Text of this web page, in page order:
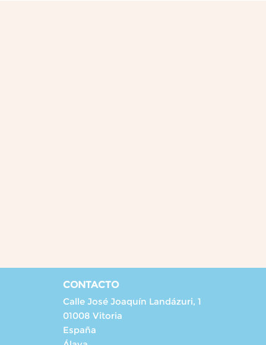
CONTACTO
Calle José Joaquín Landázuri, 1
01008 Vitoria
España